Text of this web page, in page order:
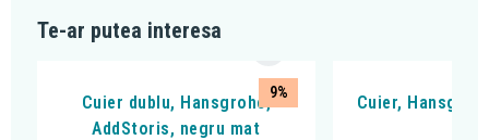
Te-ar putea interesa
9%
Cuier dublu, Hansgrohe,
AddStoris, negru mat
Cuier,